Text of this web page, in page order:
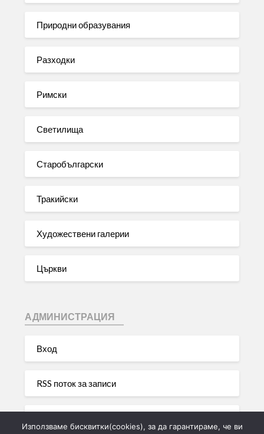
Природни образувания
Разходки
Римски
Светилища
Старобългарски
Тракийски
Художествени галерии
Църкви
АДМИНИСТРАЦИЯ
Вход
RSS поток за записи
Използваме бисквитки(cookies), за да гарантираме, че ви